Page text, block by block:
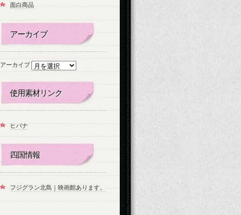
面白商品
アーカイブ
アーカイブ
使用素材リンク
ヒバナ
四国情報
フジグラン北島｜映画館あります。